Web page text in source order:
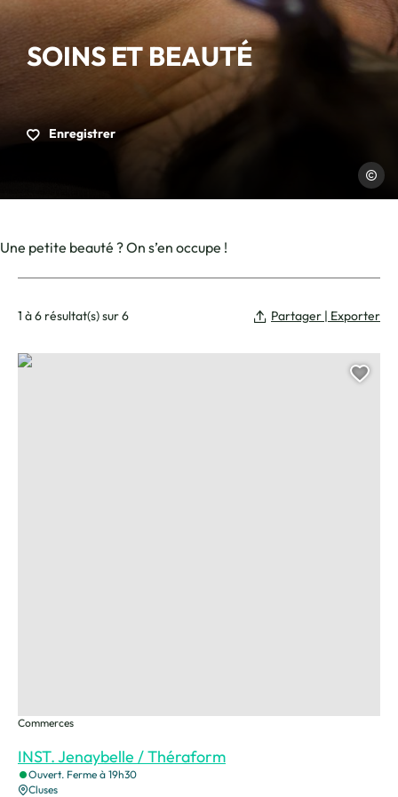
Charles
SOINS ET BEAUTÉ
Enregistrer
Une petite beauté ? On s’en occupe !
1 à 6 résultat(s) sur 6 Partager | Exporter
INST. Jenaybelle / Théraform
Commerces
Ouvert. Ferme à 19h30
Cluses
INST. Jenaybelle / Théraform